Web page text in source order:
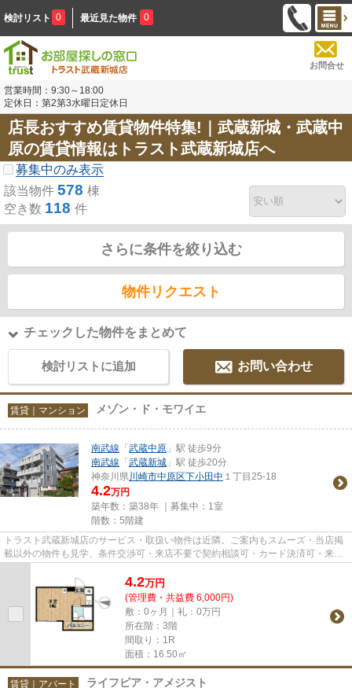
検討リスト 0 最近見た物件 0
お問合せ
営業時間：9:30～18:00
定休日：第2第3水曜日定休日
店長おすすめ賃貸物件特集!｜武蔵新城・武蔵中
原の賃貸情報はトラスト武蔵新城店へ
募集中のみ表示
該当物件 578 棟
空き数 118 件
さらに条件を絞り込む
物件リクエスト
チェックした物件をまとめて
検討リストに追加 お問い合わせ
賃貸｜マンション メゾン・ド・モワイエ
南武線 「武蔵中原 」駅 徒歩9分
南武線 「武蔵新城 」駅 徒歩20分
神奈川県川崎市中原区下小田中 １丁目25-18
4.2万円
築年数：築38年 ｜募集中： 1室
階数：5階建
トラスト武蔵新城店のサービス・取扱い物件は近隣。ご案内もスムーズ・当店掲
載以外の物件も見学、条件交渉可・来店不要で契約相談可・カード決済可・来店
時無料駐車場有（要電話予約...
4.2万円
(管理費・共益費 6,000円)
敷：0ヶ月｜礼：0万円
所在階：3階
間取り：1R
面積：16.50㎡
賃貸｜アパート ライフピア・アメジスト